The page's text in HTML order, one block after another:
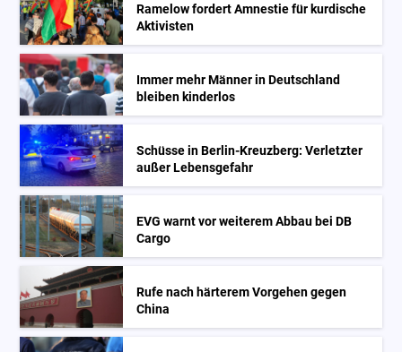
Ramelow fordert Amnestie für kurdische
Aktivisten
Immer mehr Männer in Deutschland
bleiben kinderlos
Schüsse in Berlin-Kreuzberg: Verletzter
außer Lebensgefahr
EVG warnt vor weiterem Abbau bei DB
Cargo
Rufe nach härterem Vorgehen gegen
China